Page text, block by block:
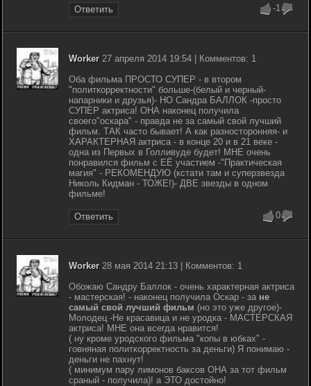
Ответить -1
Worker27 апреля 2014 19:54 | Комментов: 1
Оба фильма ПРОСТО СУПЕР - в втором
"политкорректности" больше-(белый и черный-
напарники и друзья)- НО Сандра БАЛЛОК -просто
СУПЕР актриса! ОНА наконец получила
своего"оскара" - правда не за самый свой лучший
фильм. ТАК часто бывает! А как разносторонняя- и
ХАРАКТЕРНАЯ актриса - в конце 20 и в 21 веке -
одна из Первых в Голливуде будет! МНЕ очень
понравился фильм с ЕЁ участием -"Практическая
магия" - РЕКОМЕНДУЮ (кстати там и суперзвезда
Николь Кидман - ТОЖЕ!)- ДВЕ звезды в одном
фильме!
Ответить 0
Worker28 мая 2014 21:13 | Комментов: 1
Обожаю Сандру Баллок - очень характерная актриса
- мастерская! - наконец получила Оскар - за не
самый свой лучший фильм (но это уже другое)-
Молодец -Не красавица и не уродка - МАСТЕРСКАЯ
актриса! МНЕ она всегда нравится!
( ну кроме уродского фильма "копы в юбках" -
говняная политкорректность за деньги) Я понимаю -
деньги не пахнут!
( минимум пару лимонов баксов ОНА за тот фильм
сраный - получила)! а ЭТО достойно!